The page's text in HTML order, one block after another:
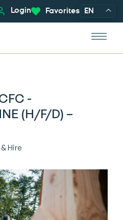
Login Favorites EN
-
(H/F/D) –
Hire